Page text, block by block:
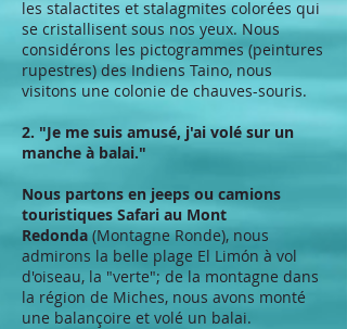
les stalactites et stalagmites colorées qui
se cristallisent sous nos yeux. Nous
considérons les pictogrammes (peintures
rupestres) des Indiens Taino, nous
visitons une colonie de chauves-souris.
2. "Je me suis amusé, j'ai volé sur un
manche à balai."
Nous partons en jeeps ou camions
touristiques Safari au Mont
Redonda (Montagne Ronde), nous
admirons la belle plage El Limón à vol
d'oiseau, la "verte"; de la montagne dans
la région de Miches, nous avons monté
une balançoire et volé un balai.